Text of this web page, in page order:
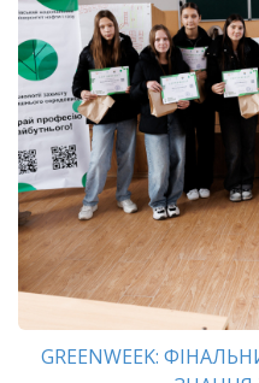
GREENWEEK: